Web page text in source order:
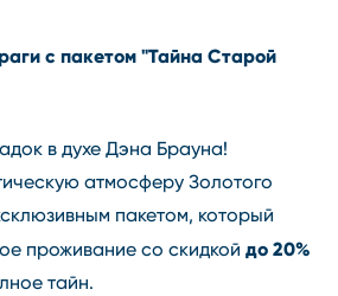
с пакетом "Тайна Старой
в духе Дэна Брауна!
атмосферу Золотого
пакетом, который
проживание со скидкой до 20%
тайн.